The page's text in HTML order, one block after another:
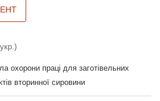
охорони праці для заготівельних
вторинної сировини